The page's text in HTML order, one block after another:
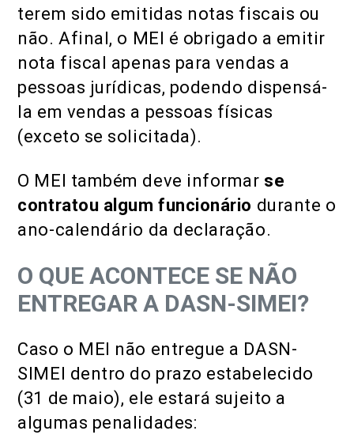
terem sido emitidas notas fiscais ou
não. Afinal, o MEI é obrigado a emitir
nota fiscal apenas para vendas a
pessoas jurídicas, podendo dispensá-
la em vendas a pessoas físicas
(exceto se solicitada).
O MEI também deve informar se
contratou algum funcionário durante o
ano-calendário da declaração.
O QUE ACONTECE SE NÃO
ENTREGAR A DASN-SIMEI?
Caso o MEI não entregue a DASN-
SIMEI dentro do prazo estabelecido
(31 de maio), ele estará sujeito a
algumas penalidades: